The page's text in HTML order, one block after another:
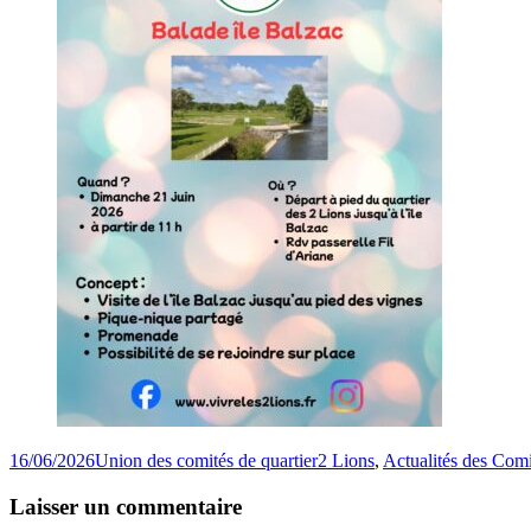
Publié
16/06/2026Auteur
Union des comités de quartierCatégories
2 Lions, Actualités des
Laisser un commentaire